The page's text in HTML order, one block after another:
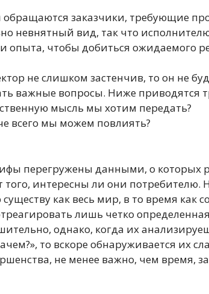
обращаются заказчики, требующие
невнятный вид, так что
опыта, чтобы добиться ожидаемого
не слишком застенчив, то он не
важные вопросы. Ниже приводятся
мысль мы хотим передать?
всего мы можем повлиять?
перегружены данными, о которых
того, интересны ли они
как весь мир, в то время как
лишь четко
однако, когда их
то вскоре обнаруживается их
не менее важно, чем время,